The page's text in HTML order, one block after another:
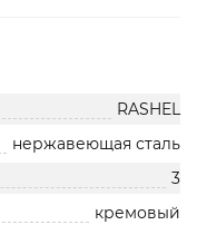
RASHEL
нержавеющая сталь
3
кремовый